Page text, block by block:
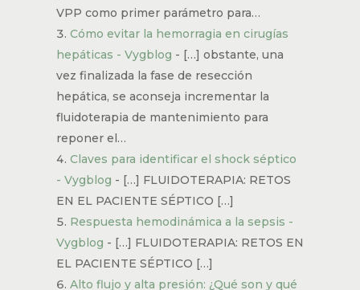
VPP como primer parámetro para…
Cómo evitar la hemorragia en cirugías
hepáticas - Vygblog - […] obstante, una
vez finalizada la fase de resección
hepática, se aconseja incrementar la
fluidoterapia de mantenimiento para
reponer el…
Claves para identificar el shock séptico
- Vygblog - […] FLUIDOTERAPIA: RETOS
EN EL PACIENTE SÉPTICO […]
Respuesta hemodinámica a la sepsis -
Vygblog - […] FLUIDOTERAPIA: RETOS EN
EL PACIENTE SÉPTICO […]
Alto flujo y alta presión: ¿Qué son y qué